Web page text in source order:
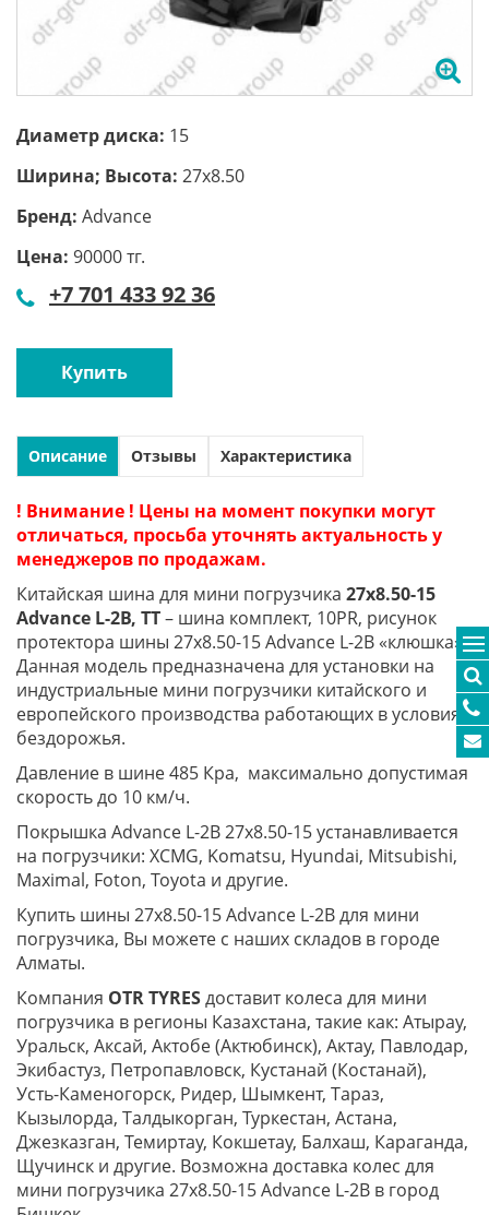
Диаметр диска: 15
Ширина; Высота: 27x8.50
Бренд: Advance
Цена: 90000 тг.
+7 701 433 92 36
Купить
Описание Отзывы Характеристика
! Внимание ! Цены на момент покупки могут
отличаться, просьба уточнять актуальность у
менеджеров по продажам.
Китайская шина для мини погрузчика 27x8.50-15
Advance L-2B, TT– шина комплект, 10PR, рисунок
протектора шины 27x8.50-15 Advance L-2B «клюшка»,
Данная модель предназначена для установки на
индустриальные мини погрузчики китайского и
европейского производства работающих в условиях
бездорожья.
Давление в шине 485 Кра, максимально допустимая
скорость до 10 км/ч.
Покрышка Advance L-2B 27x8.50-15 устанавливается
на погрузчики: XCMG, Komatsu, Hyundai, Mitsubishi,
Maximal, Foton, Toyota и другие.
Купить шины 27x8.50-15 Advance L-2B для мини
погрузчика, Вы можете с наших складов в городе
Алматы.
Компания OTR TYRESдоставит колеса для мини
погрузчика в регионы Казахстана, такие как: Атырау,
Уральск, Аксай, Актобе (Актюбинск), Актау, Павлодар,
Экибастуз, Петропавловск, Кустанай (Костанай),
Усть-Каменогорск, Ридер, Шымкент, Тараз,
Кызылорда, Талдыкорган, Туркестан, Астана,
Джезказган, Темиртау, Кокшетау, Балхаш, Караганда,
Щучинск и другие. Возможна доставка колес для
мини погрузчика 27x8.50-15 Advance L-2B в город